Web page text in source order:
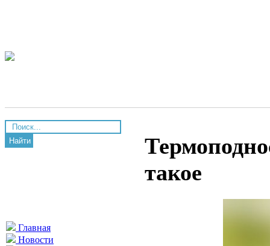
Найти
Главная
Новости
такое